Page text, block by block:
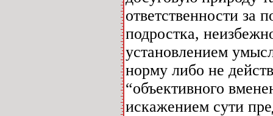
ответственности за
подростка,
установлением
норму либо не
“объективного
искажением сути